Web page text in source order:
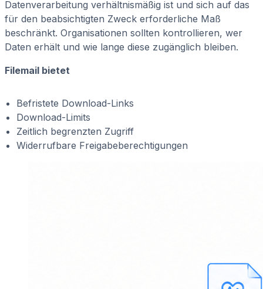
Datenverarbeitung verhältnismäßig ist und sich auf das
für den beabsichtigten Zweck erforderliche Maß
beschränkt. Organisationen sollten kontrollieren, wer
Daten erhält und wie lange diese zugänglich bleiben.
Filemail bietet
Befristete Download-Links
Download-Limits
Zeitlich begrenzten Zugriff
Widerrufbare Freigabeberechtigungen